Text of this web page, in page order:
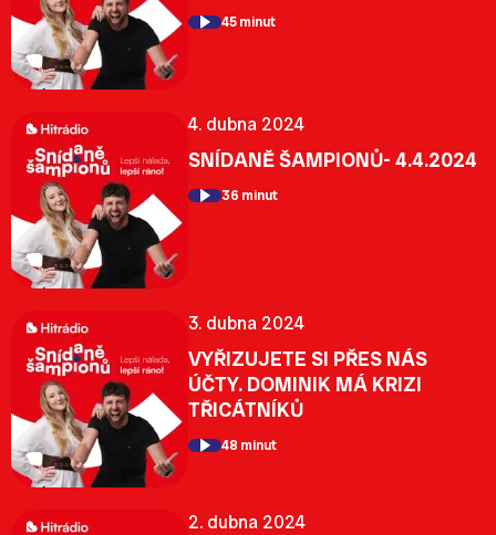
45 minut
4. dubna 2024
SNÍDANĚ ŠAMPIONŮ- 4.4.2024
36 minut
3. dubna 2024
VYŘIZUJETE SI PŘES NÁS
ÚČTY. DOMINIK MÁ KRIZI
TŘICÁTNÍKŮ
48 minut
2. dubna 2024